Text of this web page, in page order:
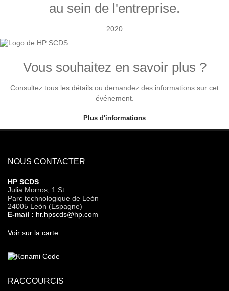
au sein de l'entreprise.
2020
Vous souhaitez en savoir plus ?
Consultez tous les détails ou demandez des informations sur cet
événement.
Plus d'informations
NOUS CONTACTER
HP SCDS
Julia Morros, 1 St.
Parc technologique de León
24005 León (Espagne)
E-mail : hr.hpscds@hp.com
Voir sur la carte
RACCOURCIS